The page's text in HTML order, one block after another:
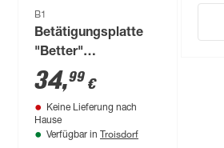
B1
Betätigungsplatte
"Better"
chromfarben matt
34,99 €
Keine Lieferung nach
Hause
Verfügbar in Troisdorf